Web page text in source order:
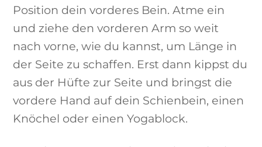
Position dein vorderes Bein. Atme ein
und ziehe den vorderen Arm so weit
nach vorne, wie du kannst, um Länge in
der Seite zu schaffen. Erst dann kippst du
aus der Hüfte zur Seite und bringst die
vordere Hand auf dein Schienbein, einen
Knöchel oder einen Yogablock.